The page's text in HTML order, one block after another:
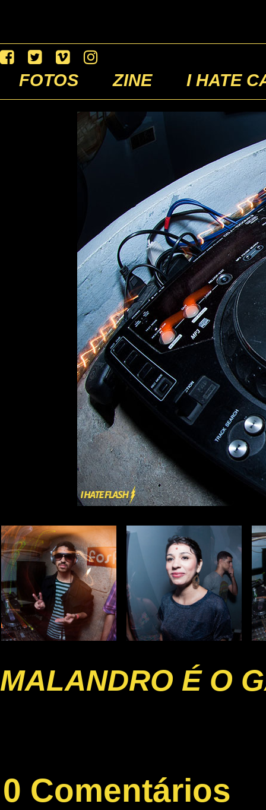
FOTOS ZINE I HATE
MALANDRO É O
0 Comentários